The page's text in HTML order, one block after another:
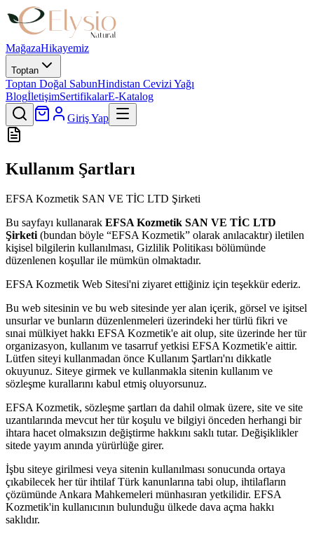
MağazaHikayemiz
Toptan
Toptan Doğal SabunHindistan Cevizi Yağı
BlogİletişimSertifikalarE-Katalog
Giriş Yap
Kullanım Şartları
EFSA Kozmetik SAN VE TİC LTD Şirketi
Bu sayfayı kullanarak EFSA Kozmetik SAN VE TİC LTD
Şirketi (bundan böyle “EFSA Kozmetik” olarak anılacaktır) iletilen
kişisel bilgilerin kullanılması, Gizlilik Politikası bölümünde
düzenlenen koşullar ile mümkün olmaktadır.
EFSA Kozmetik Web Sitesi'ni ziyaret ettiğiniz için teşekkür ederiz.
Bu web sitesinin ve bu web sitesinde yer alan içerik, görsel ve işitsel
unsurlar ve bunların düzenlenmeleri üzerindeki her türlü fikri ve
sınai mülkiyet hakkı EFSA Kozmetik'e ait olup, site üzerinde her tür
organizasyon, kullanım ve tasarruf yetkisi EFSA Kozmetik'e aittir.
Lütfen siteyi kullanmadan önce Kullanım Şartları'nı dikkatle
okuyunuz. Siteye girmek ve kullanmakla sitenin kullanım ve
sözleşme kurallarını kabul etmiş oluyorsunuz.
EFSA Kozmetik, sözleşme şartları da dahil olmak üzere, site ve site
uzantılarında mevcut her tür koşulu ve bilgiyi önceden herhangi bir
ihtara hacet olmaksızın değiştirme hakkını saklı tutar. Değişiklikler
sitede yayım anında yürürlüğe girer.
İşbu siteye girilmesi veya sitenin kullanılması sonucunda ortaya
çıkabilecek her tür ihtilaf Türk kanunlarına tabi olup, ihtilafların
çözümünde Ankara Mahkemeleri münhasıran yetkilidir. EFSA
Kozmetik'in kullanıcının bulunduğu ülkede dava açma hakkı
saklıdır.